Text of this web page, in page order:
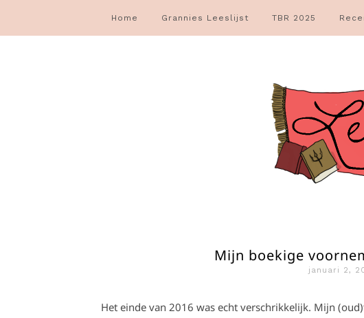
Home Grannies Leeslijst TBR 2025
Mijn boekige
januari 2,
Het einde van 2016 was echt verschrikkelijk. Mijn